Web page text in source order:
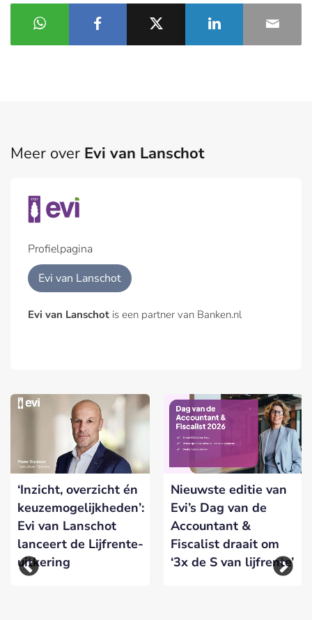
Meer over Evi van Lanschot
Profielpagina
Evi van Lanschot
Evi van Lanschot is een partner van Banken.nl
‘Inzicht, overzicht én
keuzemogelijkheden’:
Evi van Lanschot
lanceert de Lijfrente-
uitkering
Nieuwste editie van
Evi’s Dag van de
Accountant &
Fiscalist draait om
‘3x de S van lijfrente’